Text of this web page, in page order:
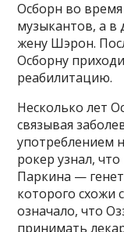
Осборн во время
музыкантов, а в
жену Шэрон.
Осборну
реабилитацию.
Несколько лет
связывая
употреблением
рокер узнал,
Паркина —
которого схожи
означало, что
принимать